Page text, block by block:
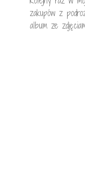
zakupów z
album ze